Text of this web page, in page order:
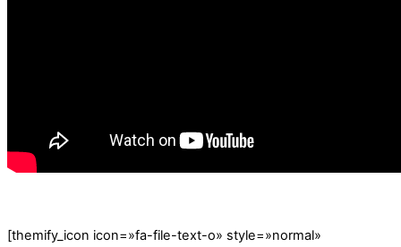
[themify_icon icon=»fa-file-text-o» style=»normal»